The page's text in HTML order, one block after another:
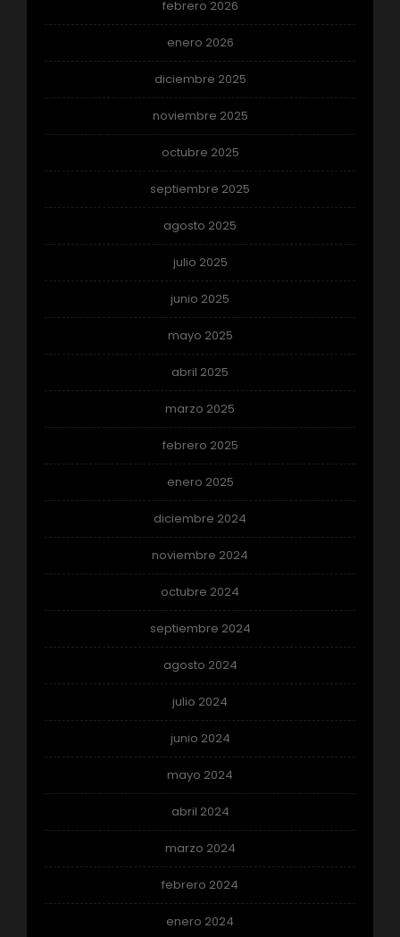
febrero 2026
enero 2026
diciembre 2025
noviembre 2025
octubre 2025
septiembre 2025
agosto 2025
julio 2025
junio 2025
mayo 2025
abril 2025
marzo 2025
febrero 2025
enero 2025
diciembre 2024
noviembre 2024
octubre 2024
septiembre 2024
agosto 2024
julio 2024
junio 2024
mayo 2024
abril 2024
marzo 2024
febrero 2024
enero 2024